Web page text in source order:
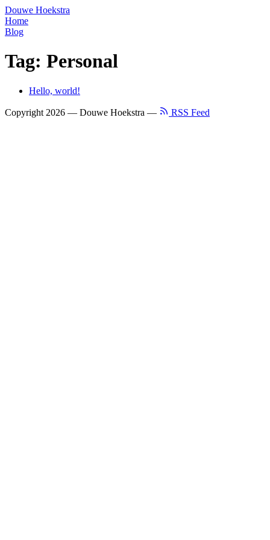
Douwe Hoekstra
Home
Blog
Tag: Personal
Hello, world!
Copyright 2026 — Douwe Hoekstra — RSS Feed